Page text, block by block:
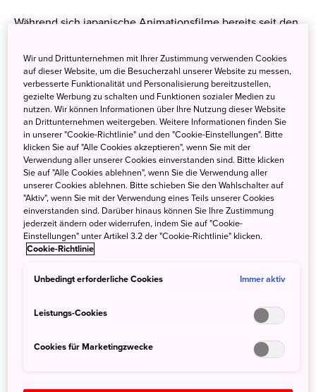
Während sich japanische Animationsfilme bereits seit den
Filmland Japan spätestens seit dem Oscar fürChihiros
Reise ins Zauberlandendgültig den internationalen
Durchbruch erfahren. Heute sind auch hierzulande fast
jedem japanische Produktionen bekannt – bewusst oder
unbewusst. So zählen auch die KinderserienHeidiund
Biene Majaals japanisch-deutsche Kooperationen zu
japanischem Anime. Dank wegweisenden
Filminnovationen und kreativen Regisseuren ist
japanischer Film heute international so erfolgreich wie nie
zuvor. Einige der bekanntesten Namen sind Takashi Miike,
Shion Sono, Sabu und Takeshi Kitano.
Anime – der weltberühmte
japanische Filmstar
Anime ist der absolute Exportschlager der japanischen
Filmbranche. Der Begriff Anime ist eine Ableitung vom
. Anime bezeichnet im
Wir und Drittunternehmen mit Ihrer Zustimmung verwenden Cookies
auf dieser Website, um die Besucherzahl unserer Website zu messen,
verbesserte Funktionalität und Personalisierung bereitzustellen,
gezielte Werbung zu schalten und Funktionen sozialer Medien zu
nutzen. Wir können Informationen über Ihre Nutzung dieser Website
an Drittunternehmen weitergeben. Weitere Informationen finden Sie
in unserer "Cookie-Richtlinie" und den "Cookie-Einstellungen". Bitte
klicken Sie auf "Alle Cookies akzeptieren", wenn Sie mit der
Verwendung aller unserer Cookies einverstanden sind. Bitte klicken
Sie auf "Alle Cookies ablehnen", wenn Sie die Verwendung aller
unserer Cookies ablehnen. Bitte schieben Sie den Wahlschalter auf
"Aktiv", wenn Sie mit der Verwendung eines Teils unserer Cookies
einverstanden sind. Darüber hinaus können Sie Ihre Zustimmung
jederzeit ändern oder widerrufen, indem Sie auf "Cookie-
Einstellungen" unter Artikel 3.2 der "Cookie-Richtlinie" klicken.
Cookie-Richtlinie
Unbedingt erforderliche Cookies Immer aktiv
Leistungs-Cookies
Cookies für Marketingzwecke